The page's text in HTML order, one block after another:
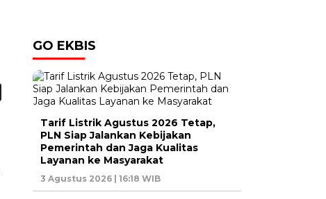
GO EKBIS
Tarif Listrik Agustus 2026 Tetap,
PLN Siap Jalankan Kebijakan
Pemerintah dan Jaga Kualitas
Layanan ke Masyarakat
3 Agustus 2026 | 16:18 WIB